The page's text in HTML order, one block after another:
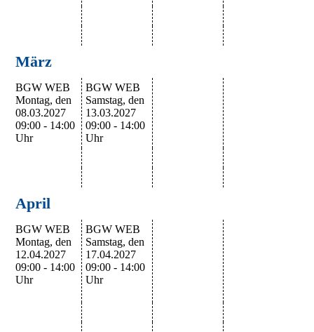
März
BGW WEB
Montag, den
08.03.2027
09:00 - 14:00
Uhr
BGW WEB
Samstag, den
13.03.2027
09:00 - 14:00
Uhr
April
BGW WEB
Montag, den
12.04.2027
09:00 - 14:00
Uhr
BGW WEB
Samstag, den
17.04.2027
09:00 - 14:00
Uhr